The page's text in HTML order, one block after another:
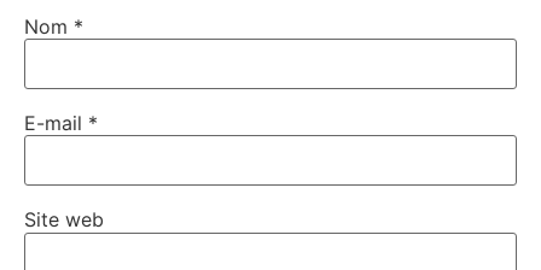
Nom *
E-mail *
Site web